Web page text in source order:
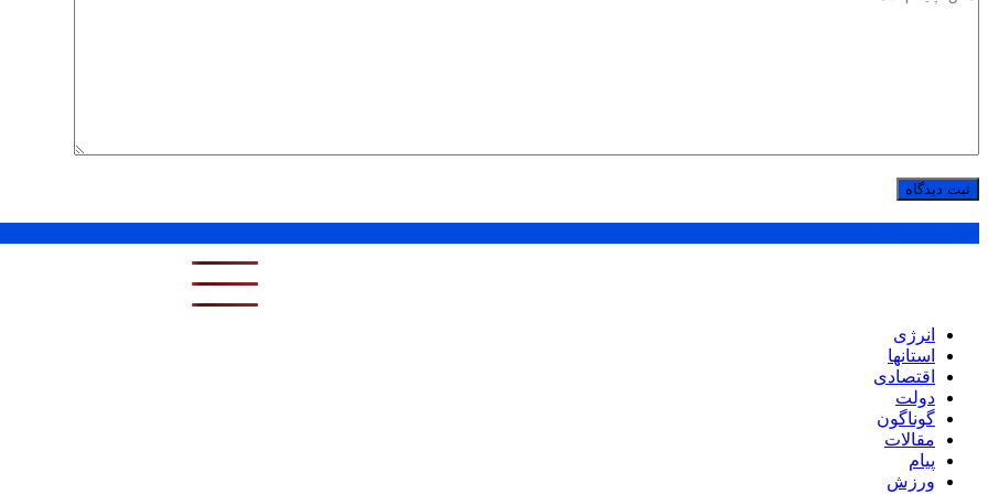
انرژی
استانها
اقتصادی
دولت
گوناگون
مقالات
پیام
ورزش